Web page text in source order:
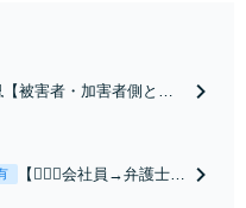
【被害者・加害者側とも
誉毀損・発信者情報開示
どネットトラブル対応し
【👷🏻‍♂️会社員→弁護士